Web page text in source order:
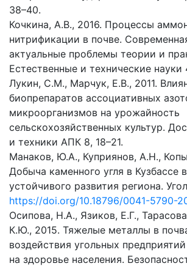
38–40.
Кочкина, А.В., 2016. Процессы
нитрификации в почве.
актуальные проблемы теории и
Естественные и технические науки
Лукин, С.М., Марчук, Е.В., 2011.
биопрепаратов ассоциативных
микроорганизмов на урожайность
сельскохозяйственных культур.
и техники АПК 8, 18–21.
Манаков, Ю.А., Куприянов, А.Н.,
Добыча каменного угля в Кузбассе
устойчивого развития региона.
https://doi.org/10.18796/0041-5790-
Осипова, Н.А., Язиков, Е.Г.,
К.Ю., 2015. Тяжелые металлы в
воздействия угольных
на здоровье населения.